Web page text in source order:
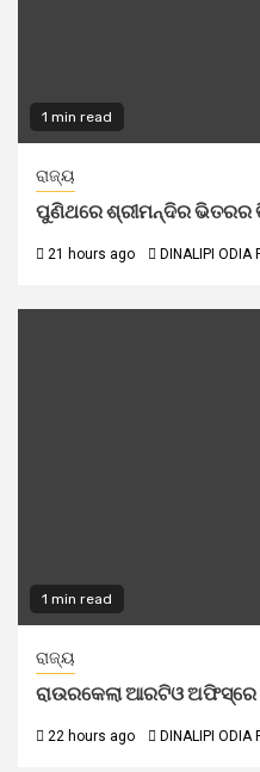
1 min read
ରାଜ୍ୟ
ପୁଣିଥରେ ଶ୍ରୀମନ୍ଦିର
21 hours ago DINALIPI ODIA
1 min read
ରାଜ୍ୟ
ରାଉରକେଲା ଆରଟିଓ ଅଫିସ୍‌ରେ
22 hours ago DINALIPI ODIA